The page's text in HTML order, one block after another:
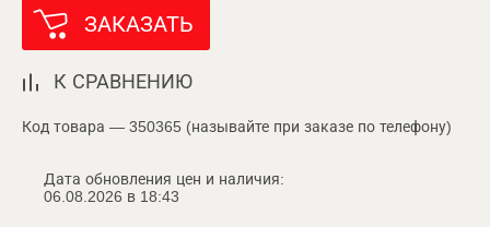
ЗАКАЗАТЬ
К СРАВНЕНИЮ
Код товара — 350365 (называйте при заказе по телефону)
Дата обновления цен и наличия:
06.08.2026 в 18:43